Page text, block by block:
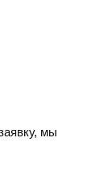
мы